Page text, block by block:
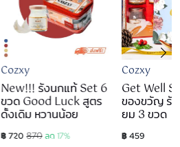
Cozxy
New!!! รังนกแท้ Set 6
ขวด Good Luck สูตร
ดั้งเดิม หวานน้อย
฿ 720 870 ลด 17%
Cozxy
Get Well
ของขวัญ รั
ยม 3 ขวด
฿ 459